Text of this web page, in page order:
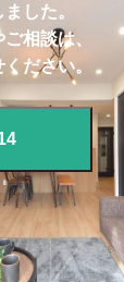
お
した。
相談は、
ださい。